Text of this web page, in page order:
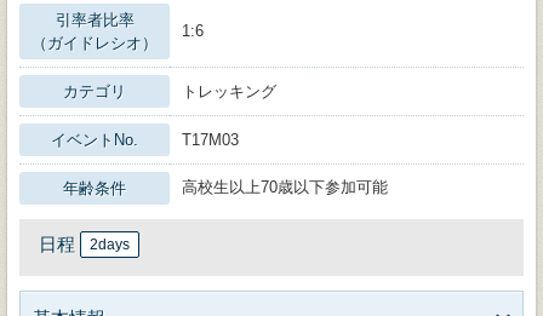
引率者比率
（ガイドレシオ）
1:6
カテゴリ トレッキング
イベントNo. T17M03
年齢条件 高校生以上70歳以下参加可能
日程 2days